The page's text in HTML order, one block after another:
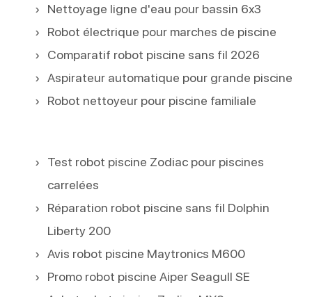
Nettoyage ligne d'eau pour bassin 6x3
Robot électrique pour marches de piscine
Comparatif robot piscine sans fil 2026
Aspirateur automatique pour grande piscine
Robot nettoyeur pour piscine familiale
Test robot piscine Zodiac pour piscines
carrelées
Réparation robot piscine sans fil Dolphin
Liberty 200
Avis robot piscine Maytronics M600
Promo robot piscine Aiper Seagull SE